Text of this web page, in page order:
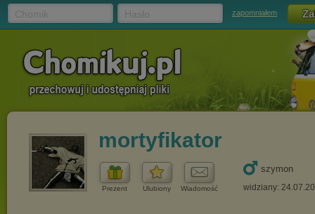
zapomniałem
mortyfikator
Prezent Ulubiony Wiadomość
szymon
widziany: